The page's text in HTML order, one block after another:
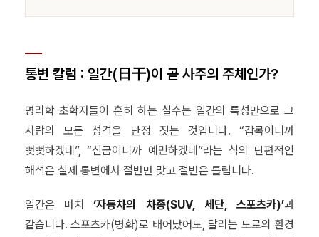
통변 칼럼 : 일간(日干)이 곧 사주의 주체인가?
명리학 초학자들이 흔히 하는 실수는 일간의 특성만으로 그
사람의 모든 성격을 단정 짓는 것입니다. “갑목이니까
뻣뻣하겠네”, “신금이니까 예민하겠네”라는 식의 단편적인
해석은 실제 통변에서 절반만 맞고 절반은 틀립니다.
일간은 마치‘자동차의 차종(SUV, 세단, 스포츠카)’과
같습니다. 스포츠카(병화)로 태어났어도, 달리는 도로의 환경